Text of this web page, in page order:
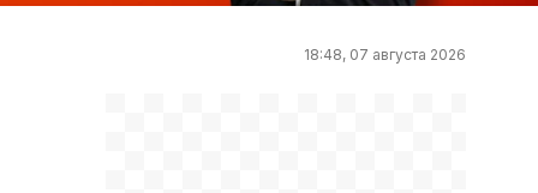
18:48, 07 августа 2026